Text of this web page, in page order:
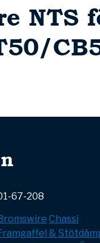
NTS
67-208
Chassi
&